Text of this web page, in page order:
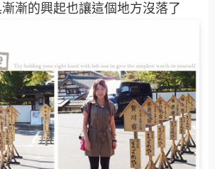
漸的興起也讓這個地方沒落了